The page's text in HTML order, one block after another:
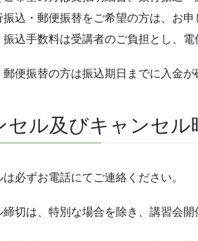
振込・郵便振替をご希望の方は、お
振込手数料は受講者のご負担とし、電
便振替の方は振込期日までに入金が
セル及びキャンセ
必ずお電話にてご連絡ください。
締切は、特別な場合を除き、講習会開